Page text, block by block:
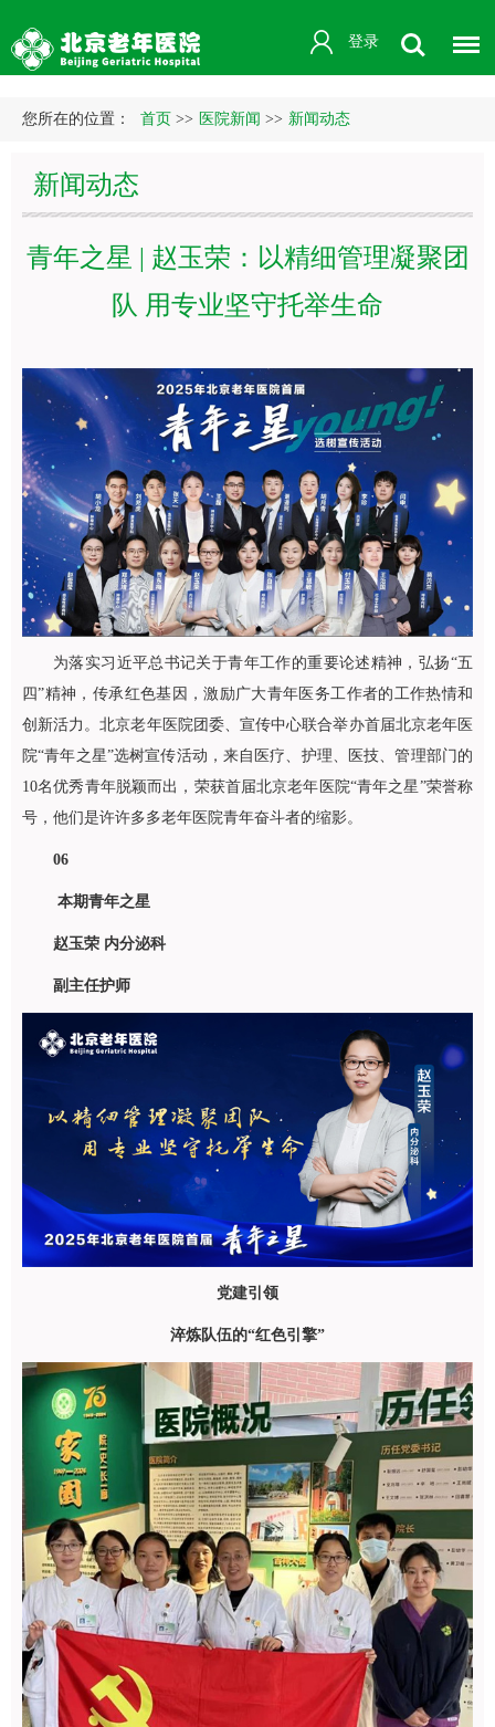
登录
您所在的位置： 首页 >> 医院新闻 >> 新闻动态
新闻动态
青年之星 | 赵玉荣：以精细管理凝聚团
队 用专业坚守托举生命
为落实习近平总书记关于青年工作的重要论述精神，弘扬“五
四”精神，传承红色基因，激励广大青年医务工作者的工作热情和
创新活力。北京老年医院团委、宣传中心联合举办首届北京老年医
院“青年之星”选树宣传活动，来自医疗、护理、医技、管理部门的
10名优秀青年脱颖而出，荣获首届北京老年医院“青年之星”荣誉称
号，他们是许许多多老年医院青年奋斗者的缩影。
06
本期青年之星
赵玉荣 内分泌科
副主任护师
党建引领
淬炼队伍的“红色引擎”